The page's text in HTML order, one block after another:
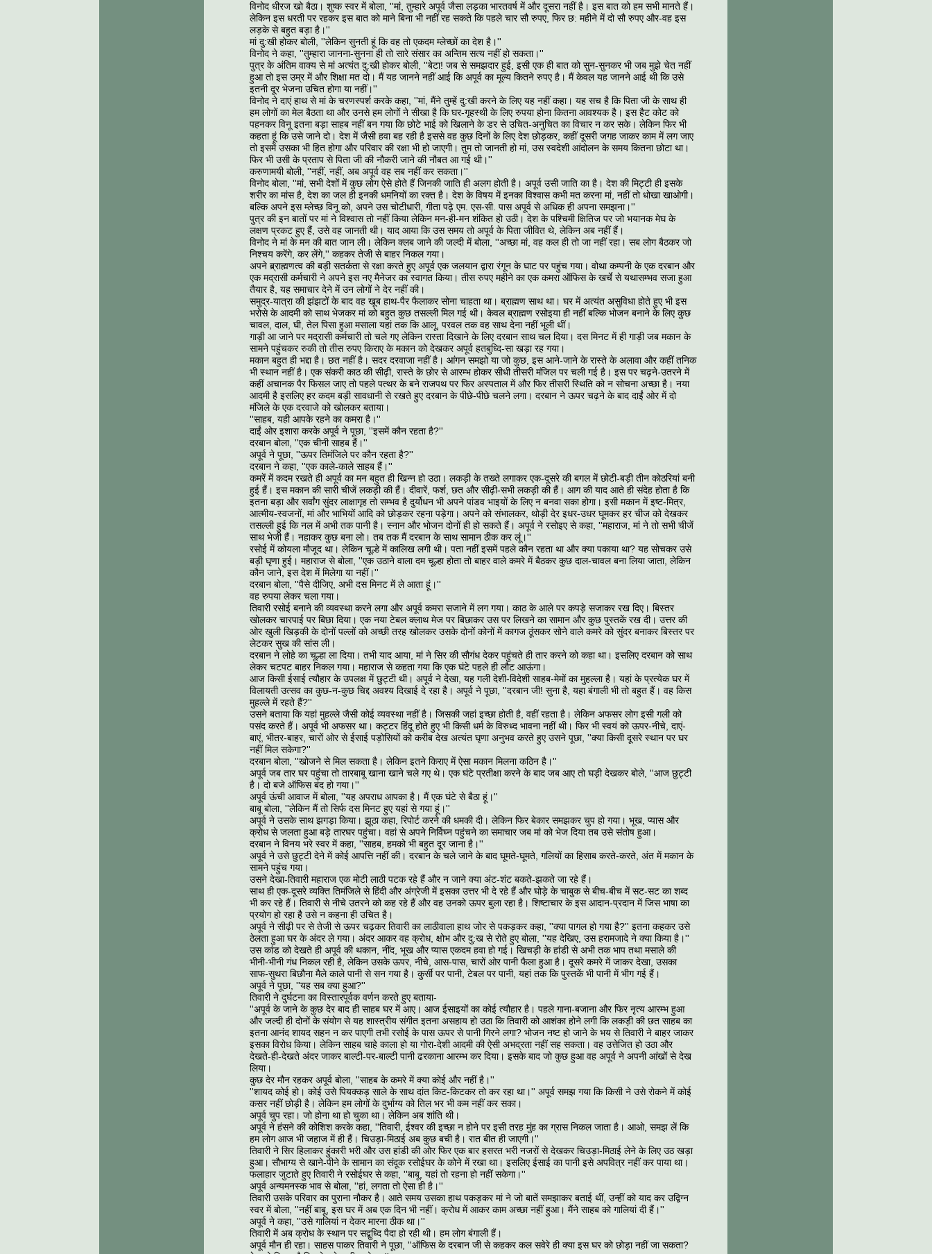
विनोद धीरज खो बैठा। शुष्क स्वर में बोला, ''मां, तुम्हारे अपूर्व जैसा लड़का भारतवर्ष में और दूसरा नहीं है। इस बात को हम सभी मानते हैं।
लेकिन इस धरती पर रहकर इस बात को माने बिना भी नहीं रह सकते कि पहले चार सौ रुपए, फिर छ: महीने में दो सौ रुपए और-वह इस
लड़के से बहुत बड़ा है।''
मां दु:खी होकर बोली, ''लेकिन सुनती हूं कि वह तो एकदम म्लेच्छों का देश है।''
विनोद ने कहा, ''तुम्हारा जानना-सुनना ही तो सारे संसार का अन्तिम सत्य नहीं हो सकता।''
पुत्र के अंतिम वाक्य से मां अत्यंत दु:खी होकर बोली, ''बेटा! जब से समझदार हुई, इसी एक ही बात को सुन-सुनकर भी जब मुझे चेत नहीं
हुआ तो इस उम्र में और शिक्षा मत दो। मैं यह जानने नहीं आई कि अपूर्व का मूल्य कितने रुपए है। मैं केवल यह जानने आई थी कि उसे
इतनी दूर भेजना उचित होगा या नहीं।''
विनोद ने दाएं हाथ से मां के चरणस्पर्श करके कहा, ''मां, मैंने तुम्हें दु:खी करने के लिए यह नहीं कहा। यह सच है कि पिता जी के साथ ही
हम लोगों का मेल बैठता था और उनसे हम लोगों ने सीखा है कि घर-गृहस्थी के लिए रुपया होना कितना आवश्यक है। इस हैट कोट को
पहनकर विनू इतना बड़ा साहब नहीं बन गया कि छोटे भाई को खिलाने के डर से उचित-अनुचित का विचार न कर सके। लेकिन फिर भी
कहता हूं कि उसे जाने दो। देश में जैसी हवा बह रही है इससे वह कुछ दिनों के लिए देश छोड़कर, कहीं दूसरी जगह जाकर काम में लग जाए
तो इसमें उसका भी हित होगा और परिवार की रक्षा भी हो जाएगी। तुम तो जानती हो मां, उस स्वदेशी आंदोलन के समय कितना छोटा था।
फिर भी उसी के प्रताप से पिता जी की नौकरी जाने की नौबत आ गई थी।''
करुणामयी बोली, ''नहीं, नहीं, अब अपूर्व वह सब नहीं कर सकता।''
विनोद बोला, ''मां, सभी देशों में कुछ लोग ऐसे होते हैं जिनकी जाति ही अलग होती है। अपूर्व उसी जाति का है। देश की मिट्टी ही इसके
शरीर का मांस है, देश का जल ही इनकी धमनियों का रक्त है। देश के विषय में इनका विश्वास कभी मत करना मां, नहीं तो धोखा खाओगी।
बल्कि अपने इस म्लेच्छ विनू को, अपने उस चोटीधारी, गीता पढ़े एम. एस-सी. पास अपूर्व से अधिक ही अपना समझना।''
पुत्र की इन बातों पर मां ने विश्वास तो नहीं किया लेकिन मन-ही-मन शंकित हो उठी। देश के पश्चिमी क्षितिज पर जो भयानक मेघ के
लक्षण प्रकट हुए हैं, उसे वह जानती थी। याद आया कि उस समय तो अपूर्व के पिता जीवित थे, लेकिन अब नहीं हैं।
विनोद ने मां के मन की बात जान ली। लेकिन क्लब जाने की जल्दी में बोला, ''अच्छा मां, वह कल ही तो जा नहीं रहा। सब लोग बैठकर जो
निश्चय करेंगे, कर लेंगे,'' कहकर तेजी से बाहर निकल गया।
अपने ब्र्राह्मणत्व की बड़ी सतर्कता से रक्षा करते हुए अपूर्व एक जलयान द्वारा रंगून के घाट पर पहुंच गया। वोथा कम्पनी के एक दरबान और
एक मद्रासी कर्मचारी ने अपने इस नए मैनेजर का स्वागत किया। तीस रुपए महीने का एक कमरा ऑफिस के खर्चे से यथासम्भव सजा हुआ
तैयार है, यह समाचार देने में उन लोगों ने देर नहीं की।
समुद्र-यात्रा की झंझटों के बाद वह खूब हाथ-पैर फैलाकर सोना चाहता था। ब्राह्मण साथ था। घर में अत्यंत असुविधा होते हुए भी इस
भरोसे के आदमी को साथ भेजकर मां को बहुत कुछ तसल्ली मिल गई थी। केवल ब्राह्मण रसोइया ही नहीं बल्कि भोजन बनाने के लिए कुछ
चावल, दाल, घी, तेल पिसा हुआ मसाला यहां तक कि आलू, परवल तक वह साथ देना नहीं भूली थीं।
गाड़ी आ जाने पर मद्रासी कर्मचारी तो चले गए लेकिन रास्ता दिखाने के लिए दरबान साथ चल दिया। दस मिनट में ही गाड़ी जब मकान के
सामने पहुंचकर रुकी तो तीस रुपए किराए के मकान को देखकर अपूर्व हतबुध्दि-सा खड़ा रह गया।
मकान बहुत ही भद्दा है। छत नहीं है। सदर दरवाजा नहीं है। आंगन समझो या जो कुछ, इस आने-जाने के रास्ते के अलावा और कहीं तनिक
भी स्थान नहीं है। एक संकरी काठ की सीढ़ी, रास्ते के छोर से आरम्भ होकर सीधी तीसरी मंजिल पर चली गई है। इस पर चढ़ने-उतरने में
कहीं अचानक पैर फिसल जाए तो पहले पत्थर के बने राजपथ पर फिर अस्पताल में और फिर तीसरी स्थिति को न सोचना अच्छा है। नया
आदमी है इसलिए हर कदम बड़ी सावधानी से रखते हुए दरबान के पीछे-पीछे चलने लगा। दरबान ने ऊपर चढ़ने के बाद दाईं ओर में दो
मंजिले के एक दरवाजे को खोलकर बताया।
''साहब, यही आपके रहने का कमरा है।''
दाईं ओर इशारा करके अपूर्व ने पूछा, ''इसमें कौन रहता है?''
दरबान बोला, ''एक चीनी साहब हैं।''
अपूर्व ने पूछा, ''ऊपर तिमंजिले पर कौन रहता है?''
दरबान ने कहा, ''एक काले-काले साहब हैं।''
कमरें में कदम रखते ही अपूर्व का मन बहुत ही खिन्न हो उठा। लकड़ी के तख्ते लगाकर एक-दूसरे की बगल में छोटी-बड़ी तीन कोठरियां बनी
हुई हैं। इस मकान की सारी चीजें लकड़ी की हैं। दीवारें, फर्श, छत और सीढ़ी-सभी लकड़ी की हैं। आग की याद आते ही संदेह होता है कि
इतना बड़ा और सर्वांग सुंदर लाक्षागृह तो सम्भव है दुर्योधन भी अपने पांडव भाइयों के लिए न बनवा सका होगा। इसी मकान में इष्ट-मित्र,
आत्मीय-स्वजनों, मां और भाभियों आदि को छोड़कर रहना पड़ेगा। अपने को संभालकर, थोड़ी देर इधर-उधर घूमकर हर चीज को देखकर
तसल्ली हुई कि नल में अभी तक पानी है। स्नान और भोजन दोनों ही हो सकते हैं। अपूर्व ने रसोइए से कहा, ''महाराज, मां ने तो सभी चीजें
साथ भेजी हैं। नहाकर कुछ बना लो। तब तक मैं दरबान के साथ सामान ठीक कर लूं।''
रसोई में कोयला मौजूद था। लेकिन चूल्हे में कालिख लगी थी। पता नहीं इसमें पहले कौन रहता था और क्या पकाया था? यह सोचकर उसे
बड़ी घृणा हुई। महाराज से बोला, ''एक उठाने वाला दम चूल्हा होता तो बाहर वाले कमरे में बैठकर कुछ दाल-चावल बना लिया जाता, लेकिन
कौन जाने, इस देश में मिलेगा या नहीं।''
दरबान बोला, ''पैसे दीजिए, अभी दस मिनट में ले आता हूं।''
वह रुपया लेकर चला गया।
तिवारी रसोई बनाने की व्यवस्था करने लगा और अपूर्व कमरा सजाने में लग गया। काठ के आले पर कपड़े सजाकर रख दिए। बिस्तर
खोलकर चारपाई पर बिछा दिया। एक नया टेबल क्लाथ मेज पर बिछाकर उस पर लिखने का सामान और कुछ पुस्तकें रख दी। उत्तर की
ओर खुली खिड़की के दोनों पल्लों को अच्छी तरह खोलकर उसके दोनों कोनों में कागज ठूंसकर सोने वाले कमरे को सुंदर बनाकर बिस्तर पर
लेटकर सुख की सांस ली।
दरबान ने लोहे का चूल्हा ला दिया। तभी याद आया, मां ने सिर की सौगंध देकर पहुंचते ही तार करने को कहा था। इसलिए दरबान को साथ
लेकर चटपट बाहर निकल गया। महाराज से कहता गया कि एक घंटे पहले ही लौट आऊंगा।
आज किसी ईसाई त्यौहार के उपलक्ष में छुट्टी थी। अपूर्व ने देखा, यह गली देशी-विदेशी साहब-मेमों का मुहल्ला है। यहां के प्रत्येक घर में
विलायती उत्सव का कुछ-न-कुछ चिद्द अवश्य दिखाई दे रहा है। अपूर्व ने पूछा, ''दरबान जी! सुना है, यहा बंगाली भी तो बहुत हैं। वह किस
मुहल्ले में रहते हैं?''
उसने बताया कि यहां मुहल्ले जैसी कोई व्यवस्था नहीं है। जिसकी जहां इच्छा होती है, वहीं रहता है। लेकिन अफसर लोग इसी गली को
पसंद करते हैं। अपूर्व भी अफसर था। कट्टर हिंदू होते हुए भी किसी धर्म के विरुध्द भावना नहीं थी। फिर भी स्वयं को ऊपर-नीचे, दाएं-
बाएं, भीतर-बाहर, चारों ओर से ईसाई पड़ोसियों को करीब देख अत्यंत घृणा अनुभव करते हुए उसने पूछा, ''क्या किसी दूसरे स्थान पर घर
नहीं मिल सकेगा?''
दरबान बोला, ''खोजने से मिल सकता है। लेकिन इतने किराए में ऐसा मकान मिलना कठिन है।''
अपूर्व जब तार घर पहुंचा तो तारबाबू खाना खाने चले गए थे। एक घंटे प्रतीक्षा करने के बाद जब आए तो घड़ी देखकर बोले, ''आज छुट्टी
है। दो बजे ऑफिस बंद हो गया।''
अपूर्व ऊंची आवाज में बोला, ''यह अपराध आपका है। मैं एक घंटे से बैठा हूं।''
बाबू बोला, ''लेकिन मैं तो सिर्फ दस मिनट हुए यहां से गया हूं।''
अपूर्व ने उसके साथ झगड़ा किया। झूठा कहा, रिपोर्ट करने की धमकी दी। लेकिन फिर बेकार समझकर चुप हो गया। भूख, प्यास और
क्रोध से जलता हुआ बड़े तारघर पहुंचा। वहां से अपने निर्विघ्न पहुंचने का समाचार जब मां को भेज दिया तब उसे संतोष हुआ।
दरबान ने विनय भरे स्वर में कहा, ''साहब, हमको भी बहुत दूर जाना है।''
अपूर्व ने उसे छुट्टी देने में कोई आपत्ति नहीं की। दरबान के चले जाने के बाद घूमते-घूमते, गलियों का हिसाब करते-करते, अंत में मकान के
सामने पहुंच गया।
उसने देखा-तिवारी महाराज एक मोटी लाठी पटक रहे हैं और न जाने क्या अंट-शंट बकते-झकते जा रहे हैं।
साथ ही एक-दूसरे व्यक्ति तिमंजिले से हिंदी और अंग्रेजी में इसका उत्तर भी दे रहे हैं और घोड़े के चाबुक से बीच-बीच में सट-सट का शब्द
भी कर रहे हैं। तिवारी से नीचे उतरने को कह रहे हैं और वह उनको ऊपर बुला रहा है। शिष्टाचार के इस आदान-प्रदान में जिस भाषा का
प्रयोग हो रहा है उसे न कहना ही उचित है।
अपूर्व ने सीढ़ी पर से तेजी से ऊपर चढ़कर तिवारी का लाठीवाला हाथ जोर से पकड़कर कहा, ''क्या पागल हो गया है?'' इतना कहकर उसे
ठेलता हुआ घर के अंदर ले गया। अंदर आकर वह क्रोध, क्षोभ और दु:ख से रोते हुए बोला, ''यह देखिए, उस हरामजादे ने क्या किया है।''
उस कांड को देखते ही अपूर्व की थकान, नींद, भूख और प्यास एकदम हवा हो गई। खिचड़ी के हांडी से अभी तक भाप तथा मसाले की
भीनी-भीनी गंध निकल रही है, लेकिन उसके ऊपर, नीचे, आस-पास, चारों ओर पानी फैला हुआ है। दूसरे कमरे में जाकर देखा, उसका
साफ-सुथरा बिछौना मैले काले पानी से सन गया है। कुर्सी पर पानी, टेबल पर पानी, यहां तक कि पुस्तकें भी पानी में भीग गई हैं।
अपूर्व ने पूछा, ''यह सब क्या हुआ?''
तिवारी ने दुर्घटना का विस्तारपूर्वक वर्णन करते हुए बताया-
''अपूर्व के जाने के कुछ देर बाद ही साहब घर में आए। आज ईसाइयों का कोई त्यौहार है। पहले गाना-बजाना और फिर नृत्य आरम्भ हुआ
और जल्दी ही दोनों के संयोग से यह शास्त्रीय संगीत इतना असहाय हो उठा कि तिवारी को आशंका होने लगी कि लकड़ी की छत साहब का
इतना आनंद शायद सहन न कर पाएगी तभी रसोई के पास ऊपर से पानी गिरने लगा? भोजन नष्ट हो जाने के भय से तिवारी ने बाहर जाकर
इसका विरोध किया। लेकिन साहब चाहे काला हो या गोरा-देशी आदमी की ऐसी अभद्रता नहीं सह सकता। वह उत्तेजित हो उठा और
देखते-ही-देखते अंदर जाकर बाल्टी-पर-बाल्टी पानी ढरकाना आरम्भ कर दिया। इसके बाद जो कुछ हुआ वह अपूर्व ने अपनी आंखों से देख
लिया।
कुछ देर मौन रहकर अपूर्व बोला, ''साहब के कमरे में क्या कोई और नहीं है।''
''शायद कोई हो। कोई उसे पियक्कड़ साले के साथ दांत किट-किटकर तो कर रहा था।'' अपूर्व समझ गया कि किसी ने उसे रोकने में कोई
कसर नहीं छोड़ी है। लेकिन हम लोगों के दुर्भाग्य को तिल भर भी कम नहीं कर सका।
अपूर्व चुप रहा। जो होना था हो चुका था। लेकिन अब शांति थी।
अपूर्व ने हंसने की कोशिश करके कहा, ''तिवारी, ईश्वर की इच्छा न होने पर इसी तरह मुंह का ग्रास निकल जाता है। आओ, समझ लें कि
हम लोग आज भी जहाज में ही हैं। चिउड़ा-मिठाई अब कुछ बची है। रात बीत ही जाएगी।''
तिवारी ने सिर हिलाकर हुंकारी भरी और उस हांडी की ओर फिर एक बार हसरत भरी नजरों से देखकर चिउड़ा-मिठाई लेने के लिए उठ खड़ा
हुआ। सौभाग्य से खाने-पीने के सामान का संदूक रसोईघर के कोने में रखा था। इसलिए ईसाई का पानी इसे अपवित्र नहीं कर पाया था।
फलाहार जुटाते हुए तिवारी ने रसोईघर से कहा, ''बाबू, यहां तो रहना हो नहीं सकेगा।''
अपूर्व अन्यमनस्क भाव से बोला, ''हां, लगता तो ऐसा ही है।''
तिवारी उसके परिवार का पुराना नौकर है। आते समय उसका हाथ पकड़कर मां ने जो बातें समझाकर बताई थीं, उन्हीं को याद कर उद्विग्न
स्वर में बोला, ''नहीं बाबू, इस घर में अब एक दिन भी नहीं। क्रोध में आकर काम अच्छा नहीं हुआ। मैंने साहब को गालियां दी हैं।''
अपूर्व ने कहा, ''उसे गालियां न देकर मारना ठीक था।''
तिवारी में अब क्रोध के स्थान पर सद्बुध्दि पैदा हो रही थी। हम लोग बंगाली हैं।
अपूर्व मौन ही रहा। साहस पाकर तिवारी ने पूछा, ''ऑफिस के दरबान जी से कहकर कल सवेरे ही क्या इस घर को छोड़ा नहीं जा सकता?